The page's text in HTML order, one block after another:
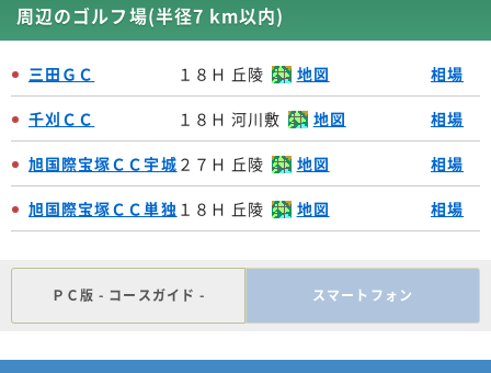
周辺のゴルフ場(半径7 km以内)
三田ＧＣ １８Ｈ 丘陵 地図 相場
千刈ＣＣ １８Ｈ 河川敷 地図 相場
旭国際宝塚ＣＣ宇城 ２７Ｈ 丘陵 地図 相場
旭国際宝塚ＣＣ単独 １８Ｈ 丘陵 地図 相場
ＰＣ版 - コースガイド - スマートフォン